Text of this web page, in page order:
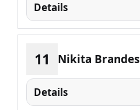
Details
11 Nikita Brandes
Details